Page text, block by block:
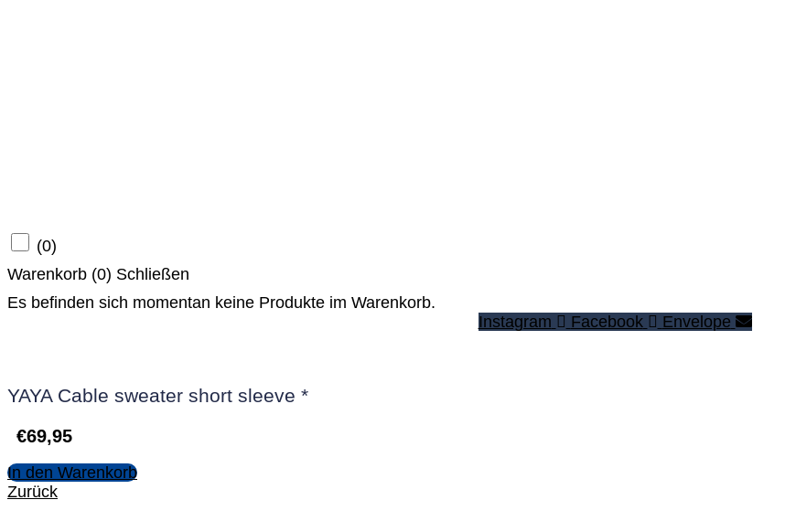
(0)
Warenkorb (0) Schließen
Es befinden sich momentan keine Produkte im Warenkorb.
Instagram
Facebook Envelope
YAYA Cable sweater short sleeve *
€69,95
In den Warenkorb
Zurück